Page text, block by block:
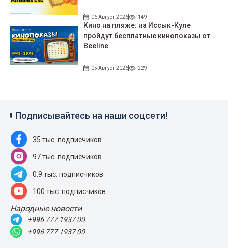
06 Август 2026 149
Кино на пляже: на Иссык-Куле
пройдут беcплатные кинопоказы от
Beeline
05 Август 2026 229
Подписывайтесь на наши соцсети!
35 тыс. подписчиков
97 тыс. подписчиков
0.9 тыс. подписчиков
100 тыс. подписчиков
Народные новости
+996 777 1937 00
+996 777 1937 00